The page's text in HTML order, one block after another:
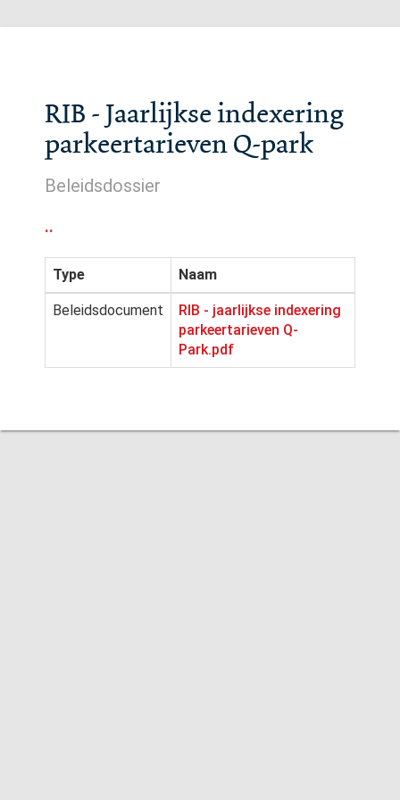
RIB - Jaarlijkse indexering
parkeertarieven Q-park
Beleidsdossier
..
Type Naam
Beleidsdocument
RIB - jaarlijkse indexering
parkeertarieven Q-
Park.pdf